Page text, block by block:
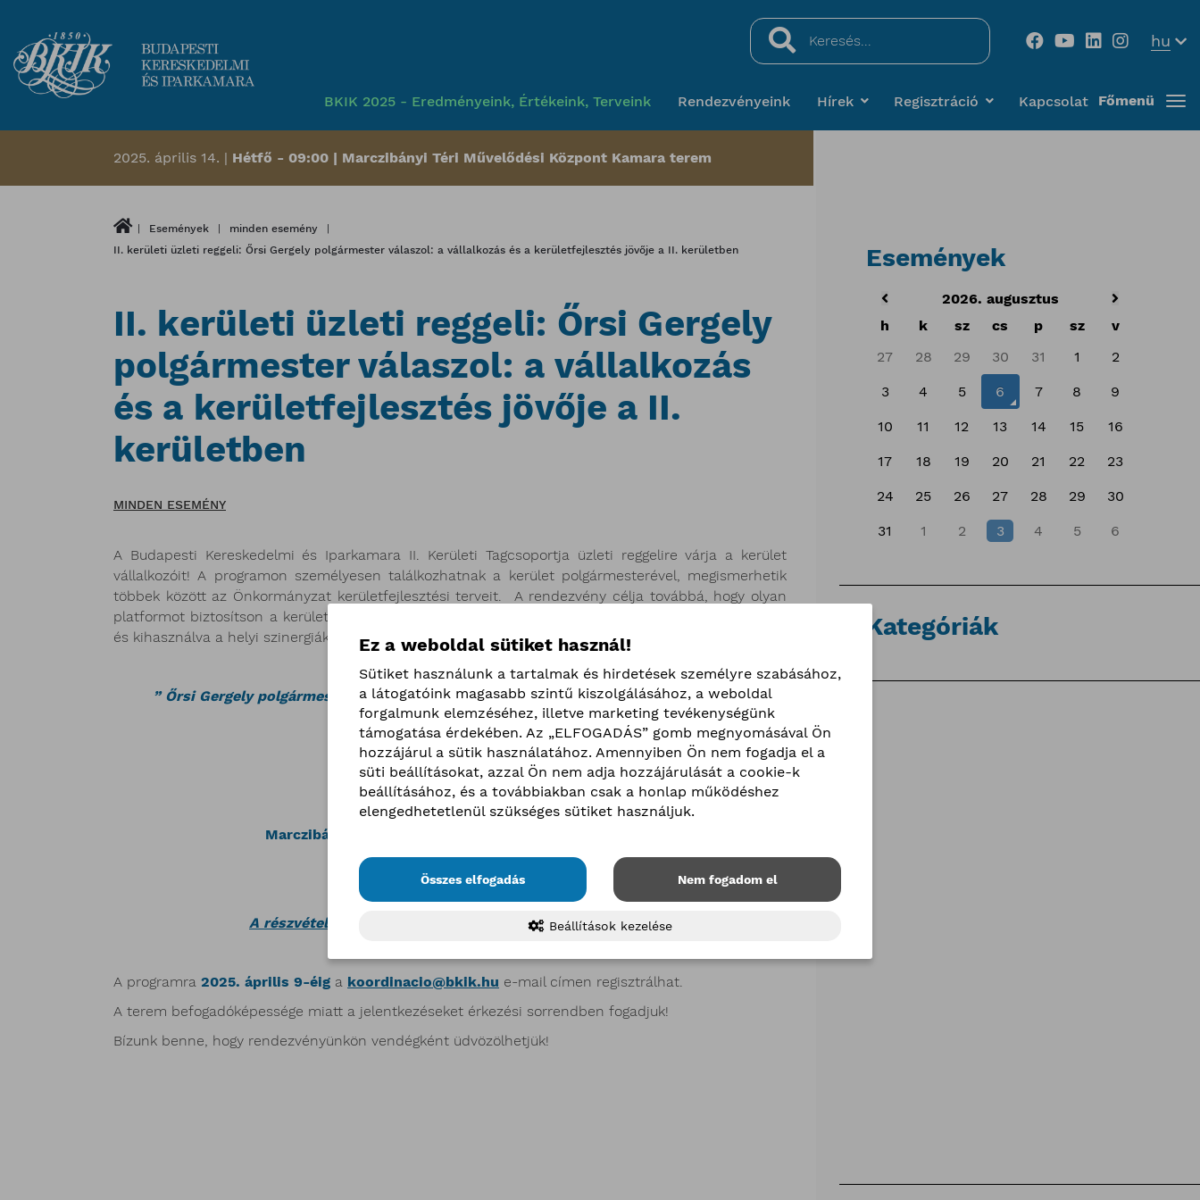
Keresés...
hu
BKIK 2025 - Eredményeink, Értékeink, Terveink Rendezvényeink Hírek Regisztráció Kapcsolat Főmenü
2025. április 14. | Hétfő - 09:00 | Marczibányi Téri Művelődési Központ Kamara terem
Események
minden esemény
II. kerületi üzleti reggeli: Őrsi Gergely polgármester válaszol: a vállalkozás és a kerületfejlesztés jövője a II. kerületben
II. kerületi üzleti reggeli: Őrsi Gergely
polgármester válaszol: a vállalkozás
és a kerületfejlesztés jövője a II.
kerületben
MINDEN ESEMÉNY
A Budapesti Kereskedelmi és Iparkamara II. Kerületi Tagcsoportja üzleti reggelire várja a kerület
vállalkozóit! A programon személyesen találkozhatnak a kerület polgármesterével, megismerhetik
többek között az Önkormányzat kerületfejlesztési terveit. A rendezvény célja továbbá, hogy olyan
platformot biztosítson a kerületi vállalkozások számára, ahol megismerhetik egymás tevékenységét
és kihasználva a helyi szinergiákat előnyös üzleteket köthessenek.
Téma:
” Őrsi Gergely polgármester válaszol: a vállalkozás és a kerületfejlesztés jövője a II.
kerületben!”
Időpont:
2025. április 14.(hétfő)9:00 óra
Helyszín:
Marczibányi Téri Művelődési Központ Kamara terem
(1022 Budapest, Marczibányi tér 5/A)
A részvétel ingyenes, de előzetes regisztrációhoz kötött!
A programra 2025. április 9-éig a koordinacio@bkik.hu e-mail címen regisztrálhat.
A terem befogadóképessége miatt a jelentkezéseket érkezési sorrendben fogadjuk!
Bízunk benne, hogy rendezvényünkön vendégként üdvözölhetjük!
Események
2026. augusztus
h
k sz cs p sz
v
27
28 29 30 31 1 2
3 4 5 6 7 8 9
10 11 12 13 14 15 16
17 18 19 20 21 22 23
24 25 26 27 28 29 30
31 1 2 3 4 5 6
Kategóriák
Ez a weboldal sütiket használ!
Sütiket használunk a tartalmak és hirdetések személyre szabásához,
a látogatóink magasabb szintű kiszolgálásához, a weboldal
forgalmunk elemzéséhez, illetve marketing tevékenységünk
támogatása érdekében. Az „ELFOGADÁS” gomb megnyomásával Ön
hozzájárul a sütik használatához. Amennyiben Ön nem fogadja el a
süti beállításokat, azzal Ön nem adja hozzájárulását a cookie-k
beállításához, és a továbbiakban csak a honlap működéshez
elengedhetetlenül szükséges sütiket használjuk.
Összes elfogadás Nem fogadom el
Beállítások kezelése